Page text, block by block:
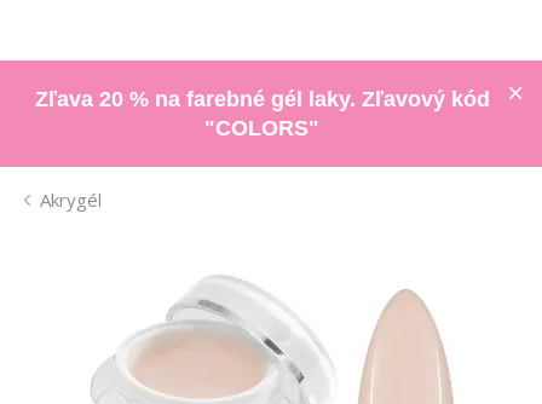
Zľava 20 % na farebné gél laky. Zľavový kód
"COLORS"
Akrygél